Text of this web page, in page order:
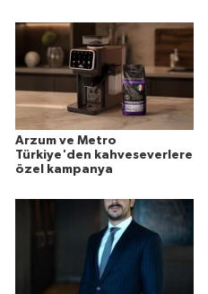
Arzum ve Metro
Türkiye'den kahveseverlere
özel kampanya